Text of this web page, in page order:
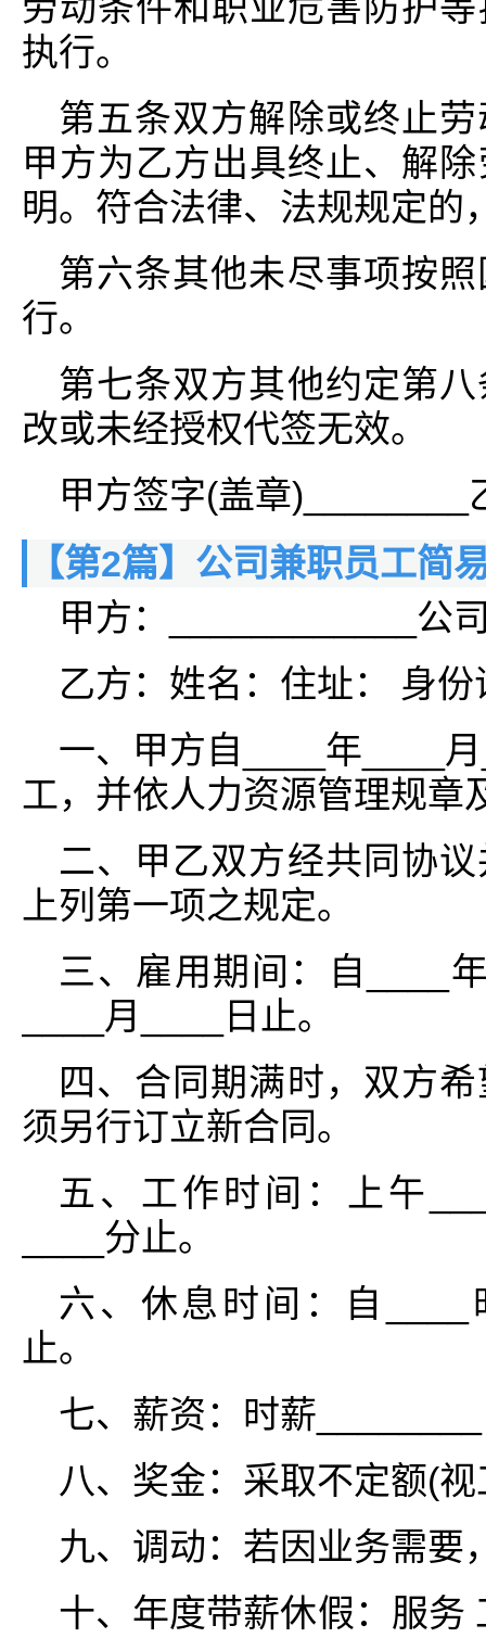
执行。
第五条双方解除或终止
甲方为乙方出具终止、解
明。符合法律、法规规定的
第六条其他未尽事项按
行。
第七条双方其他约定第
改或未经授权代签无效。
甲方签字(盖章)________
【第2篇】公司兼职员工简
甲方：____________公
乙方：姓名：住址： 身份
一、甲方自____年____
工，并依人力资源管理规章
二、甲乙双方经共同协
上列第一项之规定。
三、雇用期间：自____
____月____日止。
四、合同期满时，双方
须另行订立新合同。
五、工作时间：上午
____分止。
六、休息时间：自____
止。
七、薪资：时薪
八、奖金：采取不定额(
九、调动：若因业务需要
十、年度带薪休假：服务